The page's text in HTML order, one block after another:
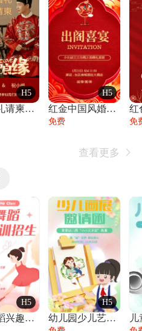
H5
轻奢婚礼请柬婚礼邀请函结婚照请帖
H5
红金中国风婚礼请柬出阁喜宴嫁女请帖出阁宴
免费 免
查看更多 
H5
少儿舞蹈兴趣班艺术培训学校招生宣传
H5
幼儿园少儿艺术展览绘画展摄影作品展美术展